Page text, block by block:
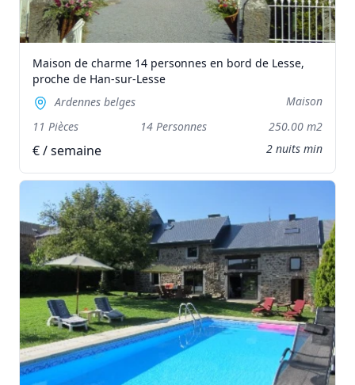
Maison de charme 14 personnes en bord de Lesse,
proche de Han-sur-Lesse
Ardennes belges
Maison
11 Pièces
14 Personnes 250.00 m2
€ / semaine 2 nuits min